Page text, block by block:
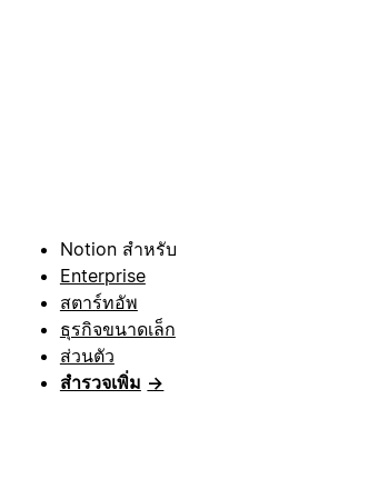
Notion สำหรับ
Enterprise
สตาร์ทอัพ
ธุรกิจขนาดเล็ก
ส่วนตัว
สำรวจเพิ่ม →